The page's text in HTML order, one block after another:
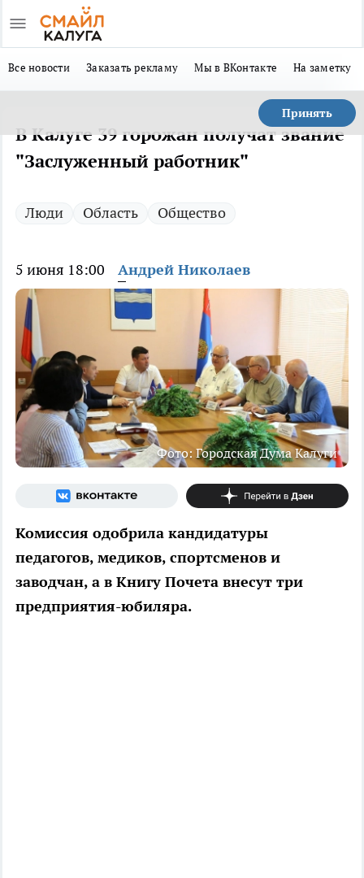
Все новости Заказать рекламу Мы в ВКонтакте На заметку
Принять
В Калуге 39 горожан получат звание
"Заслуженный работник"
Люди Область Общество
5 июня 18:00 Андрей Николаев
Фото: Городская Дума Калуги
Комиссия одобрила кандидатуры
педагогов, медиков, спортсменов и
заводчан, а в Книгу Почета внесут три
предприятия-юбиляра.